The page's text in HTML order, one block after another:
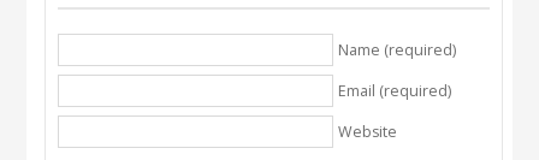
Name (required)
Email (required)
Website